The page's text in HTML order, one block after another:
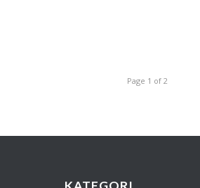
Page 1 of 2